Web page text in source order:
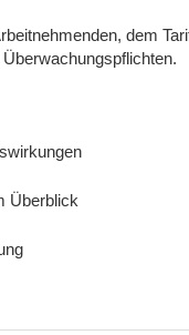
dem
Überblick